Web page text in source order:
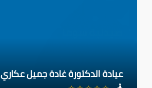
عيادة الدكتورة غادة جميل عكاري